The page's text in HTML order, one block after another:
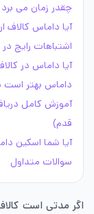
چقدر زمان می برد
آیا داماس
اشتباهات رایج
آیا داماس در
داماس بهتر است
آموزش کامل
قدم)
آیا شما اسکین
سوالات متداول
اگر مدتی است